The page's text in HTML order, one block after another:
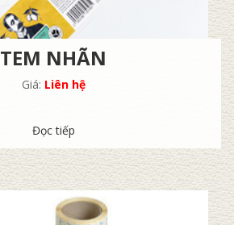
TEM NHÃN
Giá: Liên hệ
Đọc tiếp